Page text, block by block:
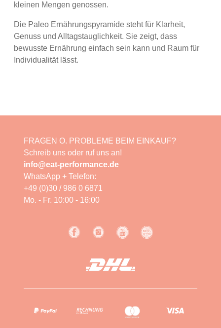
kleinen Mengen genossen.
Die Paleo Ernährungspyramide steht für Klarheit,
Genuss und Alltagstauglichkeit. Sie zeigt, dass
bewusste Ernährung einfach sein kann und Raum für
Individualität lässt.
FRAGEN O. PROBLEME BEIM EINKAUF?
Schreib uns oder ruf uns an!
info@eat-performance.de
WhatsApp + Telefon:
+49 (0)30 / 986 0 6871
Mo. - Fr. 10:00 - 16:00